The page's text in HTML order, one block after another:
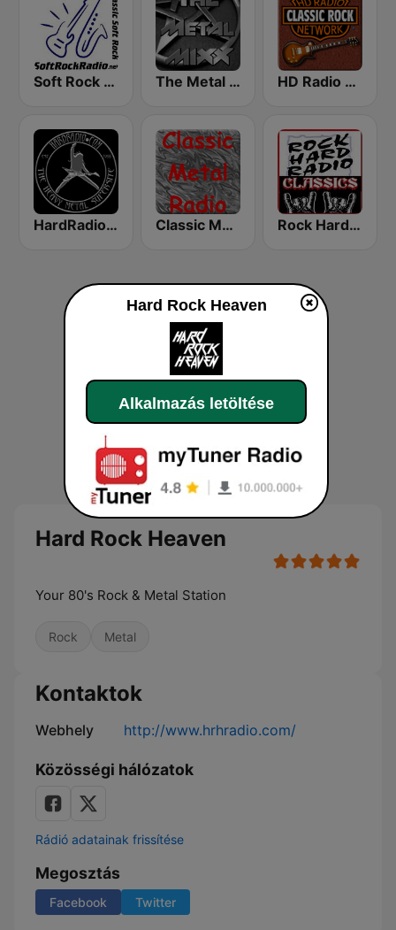
Soft Rock Radio The Metal MIXX HD Radio - Classic Rock
HardRadio.com Classic Metal Radio Rock Hard Radio Classics
Hard Rock Heaven
Your 80's Rock & Metal Station
Rock Metal
Kontaktok
Webhely http://www.hrhradio.com/
Közösségi hálózatok
Rádió adatainak frissítése
Megosztás
Facebook Twitter
Hard Rock Heaven
Alkalmazás letöltése